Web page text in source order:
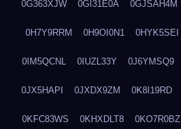
0G363XJW 0GI31E0A 0GJSAH4M
0H7Y9RRM 0H9OI0N1 0HYK5SEI
0IM5QCNL 0IUZL33Y 0J6YMSQ9
0JX5HAPI 0JXDX9ZM 0K8I19RD
0KFC83WS 0KHXDLT8 0KO7R0BZ